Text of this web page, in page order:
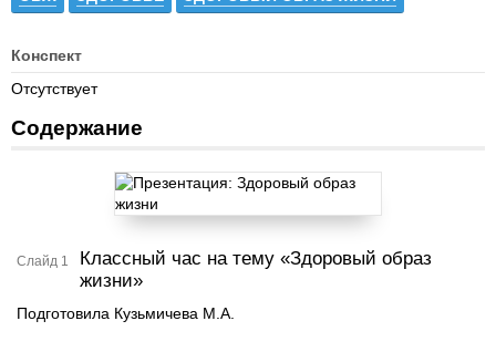
Конспект
Отсутствует
Содержание
Слайд 1
Классный час на тему «Здоровый образ
жизни»
Подготовила Кузьмичева М.А.